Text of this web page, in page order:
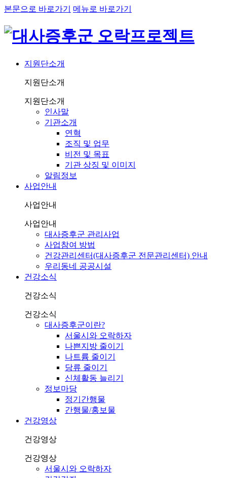
본문으로 바로가기 메뉴로 바로가기
지원단소개
지원단소개
지원단소개
인사말
기관소개
연혁
조직 및 업무
비전 및 목표
기관 상징 및 이미지
알림정보
사업안내
사업안내
사업안내
대사증후군 관리사업
사업참여 방법
건강관리센터(대사증후군 전문관리센터) 안내
우리동네 공공시설
건강소식
건강소식
건강소식
대사증후군이란?
서울시와 오락하자
나쁜지방 줄이기
나트륨 줄이기
당류 줄이기
신체활동 늘리기
정보마당
정기간행물
간행물/홍보물
건강영상
건강영상
건강영상
서울시와 오락하자